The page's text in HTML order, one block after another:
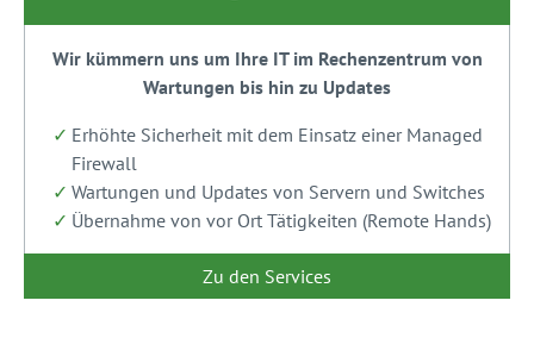
Wir kümmern uns um Ihre IT im Rechenzentrum von
Wartungen bis hin zu Updates
Erhöhte Sicherheit mit dem Einsatz einer Managed
Firewall
Wartungen und Updates von Servern und Switches
Übernahme von vor Ort Tätigkeiten (Remote Hands)
Zu den Services